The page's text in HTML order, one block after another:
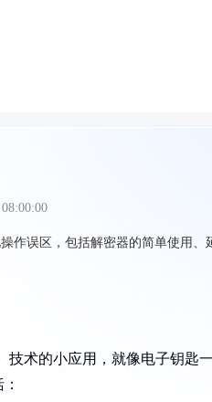
作误区，包括解密器的简单使用
技术的小应用，就像电子钥匙